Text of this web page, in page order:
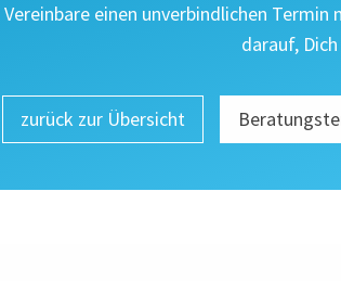
Vereinbare einen unverbindlichen
darauf,
zurück zur Übersicht